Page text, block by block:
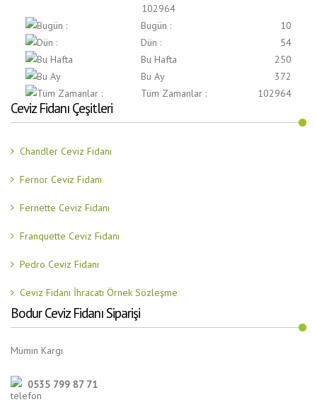
102964
Bugün :
10
Dün :
54
Bu Hafta
250
Bu Ay
372
Tüm Zamanlar :
102964
Ceviz Fidanı Çeşitleri
Chandler Ceviz Fidanı
Fernor Ceviz Fidanı
Fernette Ceviz Fidanı
Franquette Ceviz Fidanı
Pedro Ceviz Fidanı
Ceviz Fidanı İhracatı Örnek Sözleşme
Bodur Ceviz Fidanı Siparişi
Mümin Kargı
0535 799 87 71